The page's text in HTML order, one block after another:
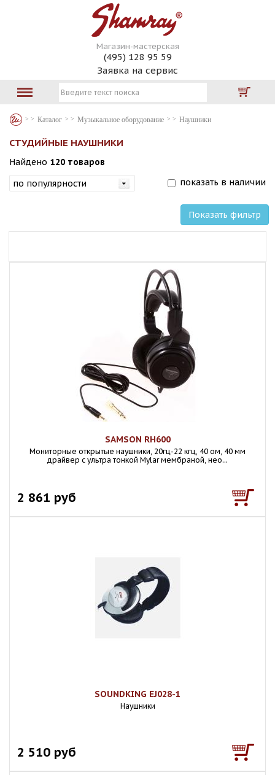
Магазин-мастерская
(495) 128 95 59
Заявка на сервис
Каталог Музыкальное оборудование Наушники
СТУДИЙНЫЕ НАУШНИКИ
Найдено 120 товаров
показать в наличии
Показать фильтр
SAMSON RH600
Мониторные открытые наушники, 20гц-22 кгц, 40 ом, 40 мм
драйвер с ультра тонкой Mylar мембраной, нео...
2 861 руб
SOUNDKING EJ028-1
Наушники
2 510 руб